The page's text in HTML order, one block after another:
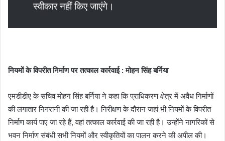
स्वीकार नहीं किए जाएंगे।
नियमों के विपरीत निर्माण पर तत्काल कार्रवाई : मोहन सिंह बर्निया
एमडीडीए के सचिव मोहन सिंह बर्निया ने कहा कि प्राधिकरण क्षेत्र में अवैध निर्माणों
की लगातार निगरानी की जा रही है। निरीक्षण के दौरान जहां भी नियमों के विपरीत
निर्माण कार्य पाए जा रहे हैं, वहां तत्काल कार्रवाई की जा रही है। उन्होंने नागरिकों से
भवन निर्माण संबंधी सभी नियमों और स्वीकृतियों का पालन करने की अपील की।